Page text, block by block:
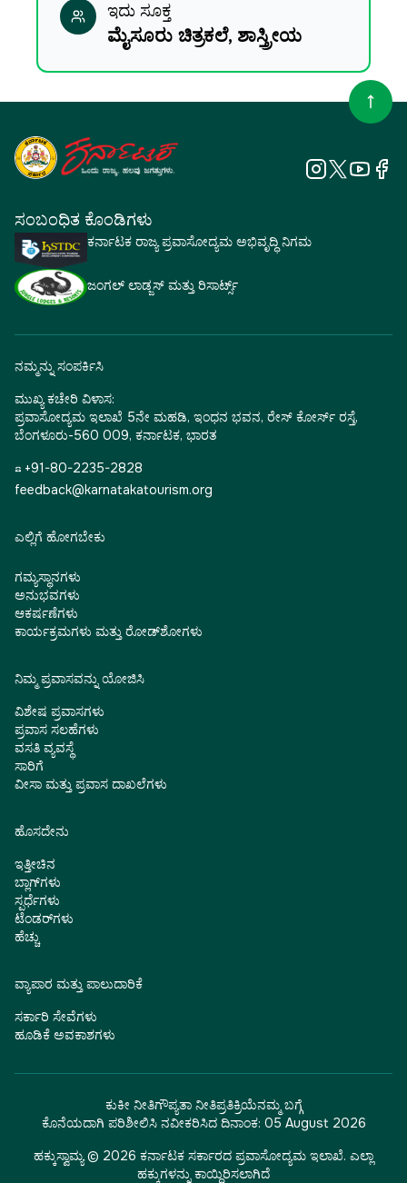
ಇದು ಸೂಕ್ತ
ಮೈಸೂರು ಚಿತ್ರಕಲೆ, ಶಾಸ್ತ್ರೀಯ
ಸಂಬಂಧಿತ ಕೊಂಡಿಗಳು
ಕರ್ನಾಟಕ ರಾಜ್ಯ ಪ್ರವಾಸೋದ್ಯಮ ಅಭಿವೃದ್ಧಿ ನಿಗಮ
ಜಂಗಲ್ ಲಾಡ್ಜಸ್ ಮತ್ತು ರಿಸಾರ್ಟ್ಸ್
ನಮ್ಮನ್ನು ಸಂಪರ್ಕಿಸಿ
ಮುಖ್ಯ ಕಚೇರಿ ವಿಳಾಸ:
ಪ್ರವಾಸೋದ್ಯಮ ಇಲಾಖೆ 5ನೇ ಮಹಡಿ, ಇಂಧನ ಭವನ, ರೇಸ್ ಕೋರ್ಸ್ ರಸ್ತೆ,
ಬೆಂಗಳೂರು-560 009, ಕರ್ನಾಟಕ, ಭಾರತ
☎ +91-80-2235-2828
feedback@karnatakatourism.org
ಎಲ್ಲಿಗೆ ಹೋಗಬೇಕು
ಗಮ್ಯಸ್ಥಾನಗಳು
ಅನುಭವಗಳು
ಆಕರ್ಷಣೆಗಳು
ಕಾರ್ಯಕ್ರಮಗಳು ಮತ್ತು ರೋಡ್‌ಶೋಗಳು
ನಿಮ್ಮ ಪ್ರವಾಸವನ್ನು ಯೋಜಿಸಿ
ವಿಶೇಷ ಪ್ರವಾಸಗಳು
ಪ್ರವಾಸ ಸಲಹೆಗಳು
ವಸತಿ ವ್ಯವಸ್ಥೆ
ಸಾರಿಗೆ
ವೀಸಾ ಮತ್ತು ಪ್ರವಾಸ ದಾಖಲೆಗಳು
ಹೊಸದೇನು
ಇತ್ತೀಚಿನ
ಬ್ಲಾಗ್‌ಗಳು
ಸ್ಪರ್ಧೆಗಳು
ಟೆಂಡರ್‌ಗಳು
ಹೆಚ್ಚು
ವ್ಯಾಪಾರ ಮತ್ತು ಪಾಲುದಾರಿಕೆ
ಸರ್ಕಾರಿ ಸೇವೆಗಳು
ಹೂಡಿಕೆ ಅವಕಾಶಗಳು
ಕುಕೀ ನೀತಿಗೌಪ್ಯತಾ ನೀತಿಪ್ರತಿಕ್ರಿಯೆನಮ್ಮ ಬಗ್ಗೆ
ಕೊನೆಯದಾಗಿ ಪರಿಶೀಲಿಸಿ ನವೀಕರಿಸಿದ ದಿನಾಂಕ: 05 August 2026
ಹಕ್ಕುಸ್ವಾಮ್ಯ © 2026 ಕರ್ನಾಟಕ ಸರ್ಕಾರದ ಪ್ರವಾಸೋದ್ಯಮ ಇಲಾಖೆ. ಎಲ್ಲಾ
ಹಕ್ಕುಗಳನ್ನು ಕಾಯ್ದಿರಿಸಲಾಗಿದೆ